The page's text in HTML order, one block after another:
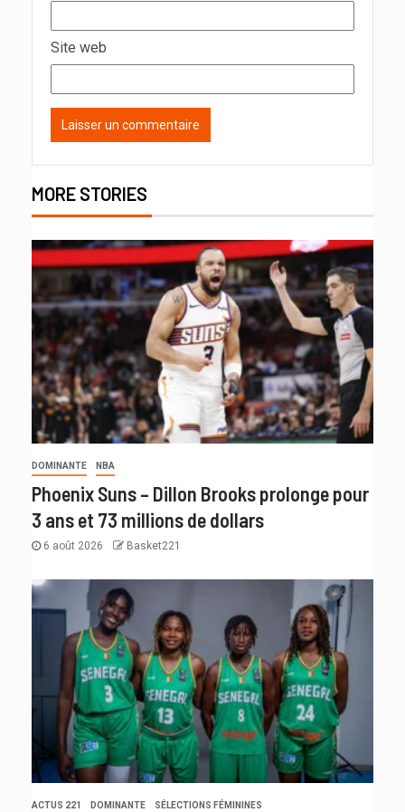
Site web
MORE STORIES
DOMINANTE NBA
Phoenix Suns – Dillon Brooks prolonge pour
3 ans et 73 millions de dollars
6 août 2026 Basket221
ACTUS 221 DOMINANTE
SÉLECTIONS FÉMININES